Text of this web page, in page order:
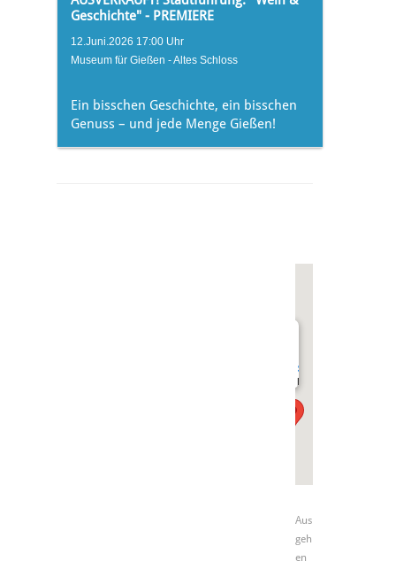
Geschichte" - PREMIERE
12.Juni.2026 17:00 Uhr
Museum für Gießen - Altes Schloss
Ein bisschen Geschichte, ein bisschen
Genuss – und jede Menge Gießen!
Stadtkirchenturm
Kirchenplatz
Aus
geh
en